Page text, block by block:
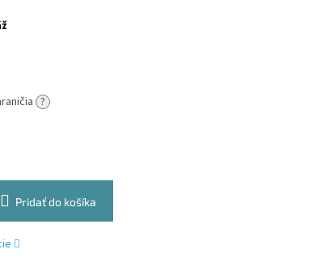
?
Pridať do košíka